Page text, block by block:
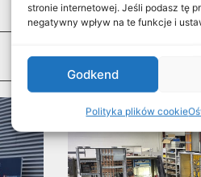
stronie internetowej. Jeśli podasz tę
negatywny wpływ na te funkcje i
Godkend
Polityka plików cookie
Więcej